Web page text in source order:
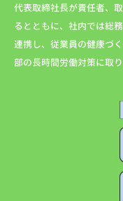
代表取締社長が責任者、
るとともに、社内では総
連携し、従業員の健康づ
部の長時間労働対策に取